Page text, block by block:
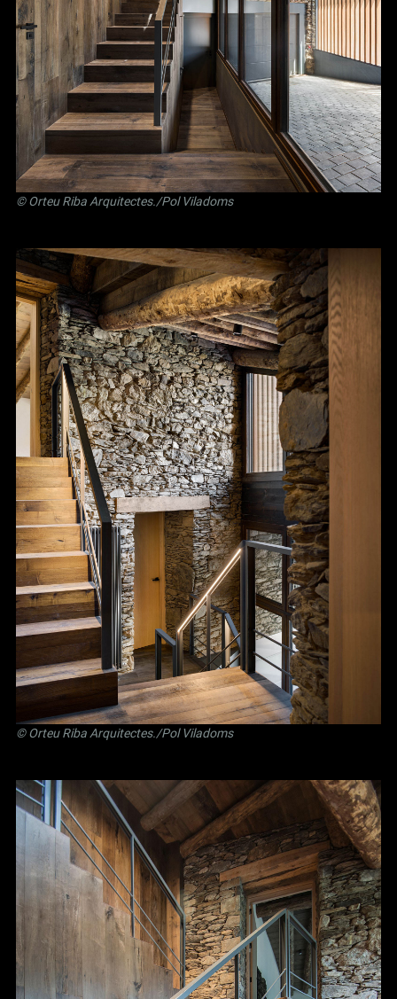
©Orteu Riba Arquitectes./Pol Viladoms
©Orteu Riba Arquitectes./Pol Viladoms